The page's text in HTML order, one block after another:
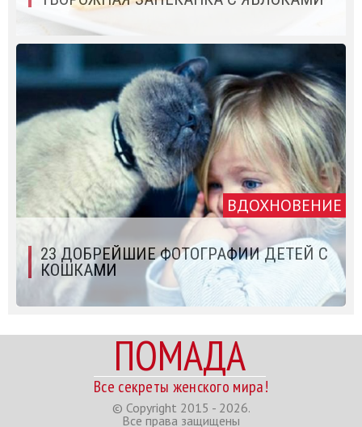
ВДОХНОВЕНИЕ
23 ДОБРЕЙШИЕ ФОТОГРАФИИ ДЕТЕЙ С
КОШКАМИ
ПОМАДА
Все секреты женского мира!
© Copyright 2015 - 2026.
Все права защищены